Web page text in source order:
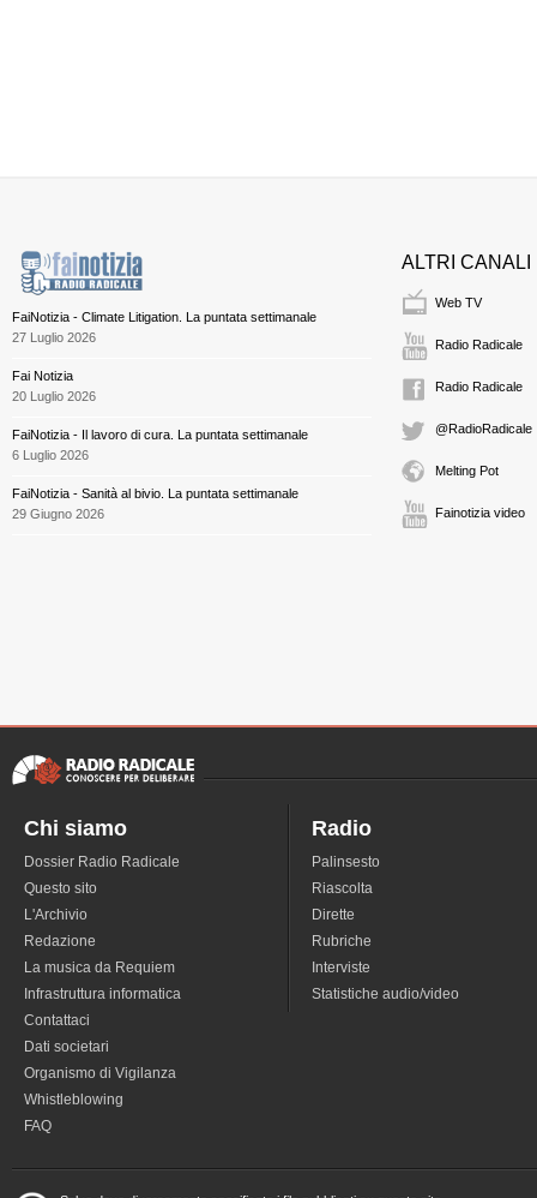
FaiNotizia - Climate Litigation. La puntata settimanale
27 Luglio 2026
Fai Notizia
20 Luglio 2026
FaiNotizia - Il lavoro di cura. La puntata settimanale
6 Luglio 2026
FaiNotizia - Sanità al bivio. La puntata settimanale
29 Giugno 2026
ALTRI CANALI
Web TV
Radio Radicale
Radio Radicale
@RadioRadicale
Melting Pot
Fainotizia video
Chi siamo
Dossier Radio Radicale
Questo sito
L'Archivio
Redazione
La musica da Requiem
Infrastruttura informatica
Contattaci
Dati societari
Organismo di Vigilanza
Whistleblowing
FAQ
Radio
Palinsesto
Riascolta
Dirette
Rubriche
Interviste
Statistiche audio/video